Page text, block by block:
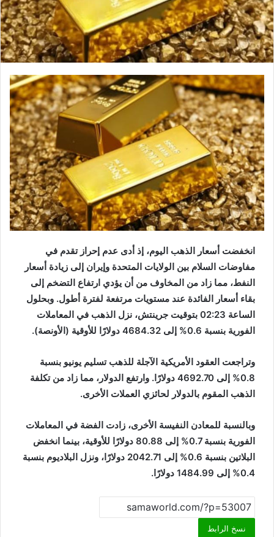
انخفضت أسعار الذهب اليوم، إذ أدى عدم إحراز تقدم في
مفاوضات السلام بين الولايات المتحدة وإيران إلى زيادة أسعار
النفط، مما زاد من المخاوف من أن يؤدي ارتفاع التضخم إلى
بقاء أسعار الفائدة عند مستويات مرتفعة لفترة أطول. وبحلول
الساعة 02:23 بتوقيت جرينتش، نزل الذهب في المعاملات
الفورية بنسبة 0.6% إلى 4684.32 دولارًا للأوقية (الأونصة).
وتراجعت العقود الأمريكية الآجلة للذهب تسليم يونيو بنسبة
0.8% إلى 4692.70 دولارًا. وارتفع الدولار، مما زاد من تكلفة
الذهب المقوم بالدولار لحائزي العملات الأخرى.
وبالنسبة للمعادن النفيسة الأخرى، زادت الفضة في المعاملات
الفورية بنسبة 0.7% إلى 80.88 دولارًا للأوقية، بينما انخفض
البلاتين بنسبة 0.6% إلى 2042.71 دولارًا، ونزل البلاديوم بنسبة
0.4% إلى 1484.99 دولارًا.
نسخ الرابط